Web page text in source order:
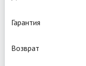
Гарантия
Возврат